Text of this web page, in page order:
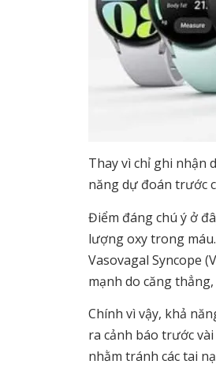
Thay vì chỉ ghi nhận
năng dự đoán trước
Điểm đáng chú ý ở
lượng oxy trong
Vasovagal Syncope
mạnh do căng
Chính vì vậy, khả
ra cảnh báo trước
nhằm tránh các tai